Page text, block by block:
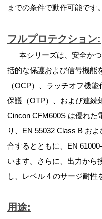
までの条件で動作可能です。
フルプロテクション:
本シリーズは、安全かつ
括的な保護および信号機能
（OCP）、ラッチオフ機
保護（OTP）、および連続
Cincon CFM600S は優れた
り、EN 55032 Class B お
合するとともに、EN
います。さらに、出力から
し、レベル 4 のサージ耐性
用途: